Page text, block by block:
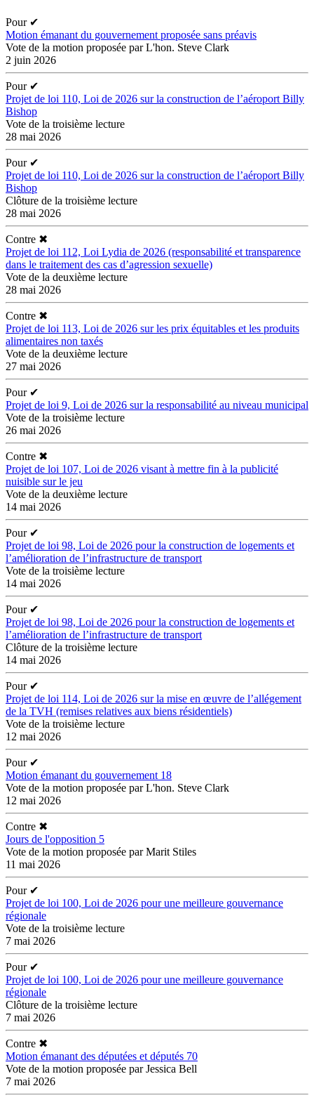
Pour ✔
Motion émanant du gouvernement proposée sans préavis
Vote de la motion proposée par L'hon. Steve Clark
2 juin 2026
Pour ✔
Projet de loi 110, Loi de 2026 sur la construction de l’aéroport Billy
Bishop
Vote de la troisième lecture
28 mai 2026
Pour ✔
Projet de loi 110, Loi de 2026 sur la construction de l’aéroport Billy
Bishop
Clôture de la troisième lecture
28 mai 2026
Contre ✖
Projet de loi 112, Loi Lydia de 2026 (responsabilité et transparence
dans le traitement des cas d’agression sexuelle)
Vote de la deuxième lecture
28 mai 2026
Contre ✖
Projet de loi 113, Loi de 2026 sur les prix équitables et les produits
alimentaires non taxés
Vote de la deuxième lecture
27 mai 2026
Pour ✔
Projet de loi 9, Loi de 2026 sur la responsabilité au niveau municipal
Vote de la troisième lecture
26 mai 2026
Contre ✖
Projet de loi 107, Loi de 2026 visant à mettre fin à la publicité
nuisible sur le jeu
Vote de la deuxième lecture
14 mai 2026
Pour ✔
Projet de loi 98, Loi de 2026 pour la construction de logements et
l’amélioration de l’infrastructure de transport
Vote de la troisième lecture
14 mai 2026
Pour ✔
Projet de loi 98, Loi de 2026 pour la construction de logements et
l’amélioration de l’infrastructure de transport
Clôture de la troisième lecture
14 mai 2026
Pour ✔
Projet de loi 114, Loi de 2026 sur la mise en œuvre de l’allégement
de la TVH (remises relatives aux biens résidentiels)
Vote de la troisième lecture
12 mai 2026
Pour ✔
Motion émanant du gouvernement 18
Vote de la motion proposée par L'hon. Steve Clark
12 mai 2026
Contre ✖
Jours de l'opposition 5
Vote de la motion proposée par Marit Stiles
11 mai 2026
Pour ✔
Projet de loi 100, Loi de 2026 pour une meilleure gouvernance
régionale
Vote de la troisième lecture
7 mai 2026
Pour ✔
Projet de loi 100, Loi de 2026 pour une meilleure gouvernance
régionale
Clôture de la troisième lecture
7 mai 2026
Contre ✖
Motion émanant des députées et députés 70
Vote de la motion proposée par Jessica Bell
7 mai 2026